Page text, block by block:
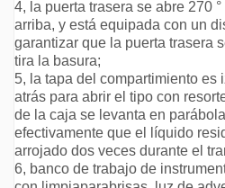
4, la puerta trasera se abre 270
arriba, y está equipada con un
garantizar que la puerta trasera
tira la basura;
5, la tapa del compartimiento es
atrás para abrir el tipo con
de la caja se levanta en
efectivamente que el líquido
arrojado dos veces durante el
6, banco de trabajo de